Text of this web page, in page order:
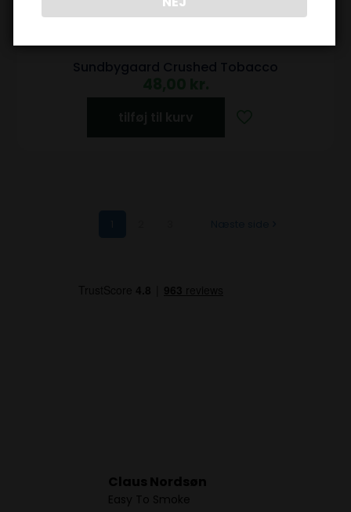
Sundbygaard Crushed Tobacco
Claus Nordsøn
Easy To Smoke